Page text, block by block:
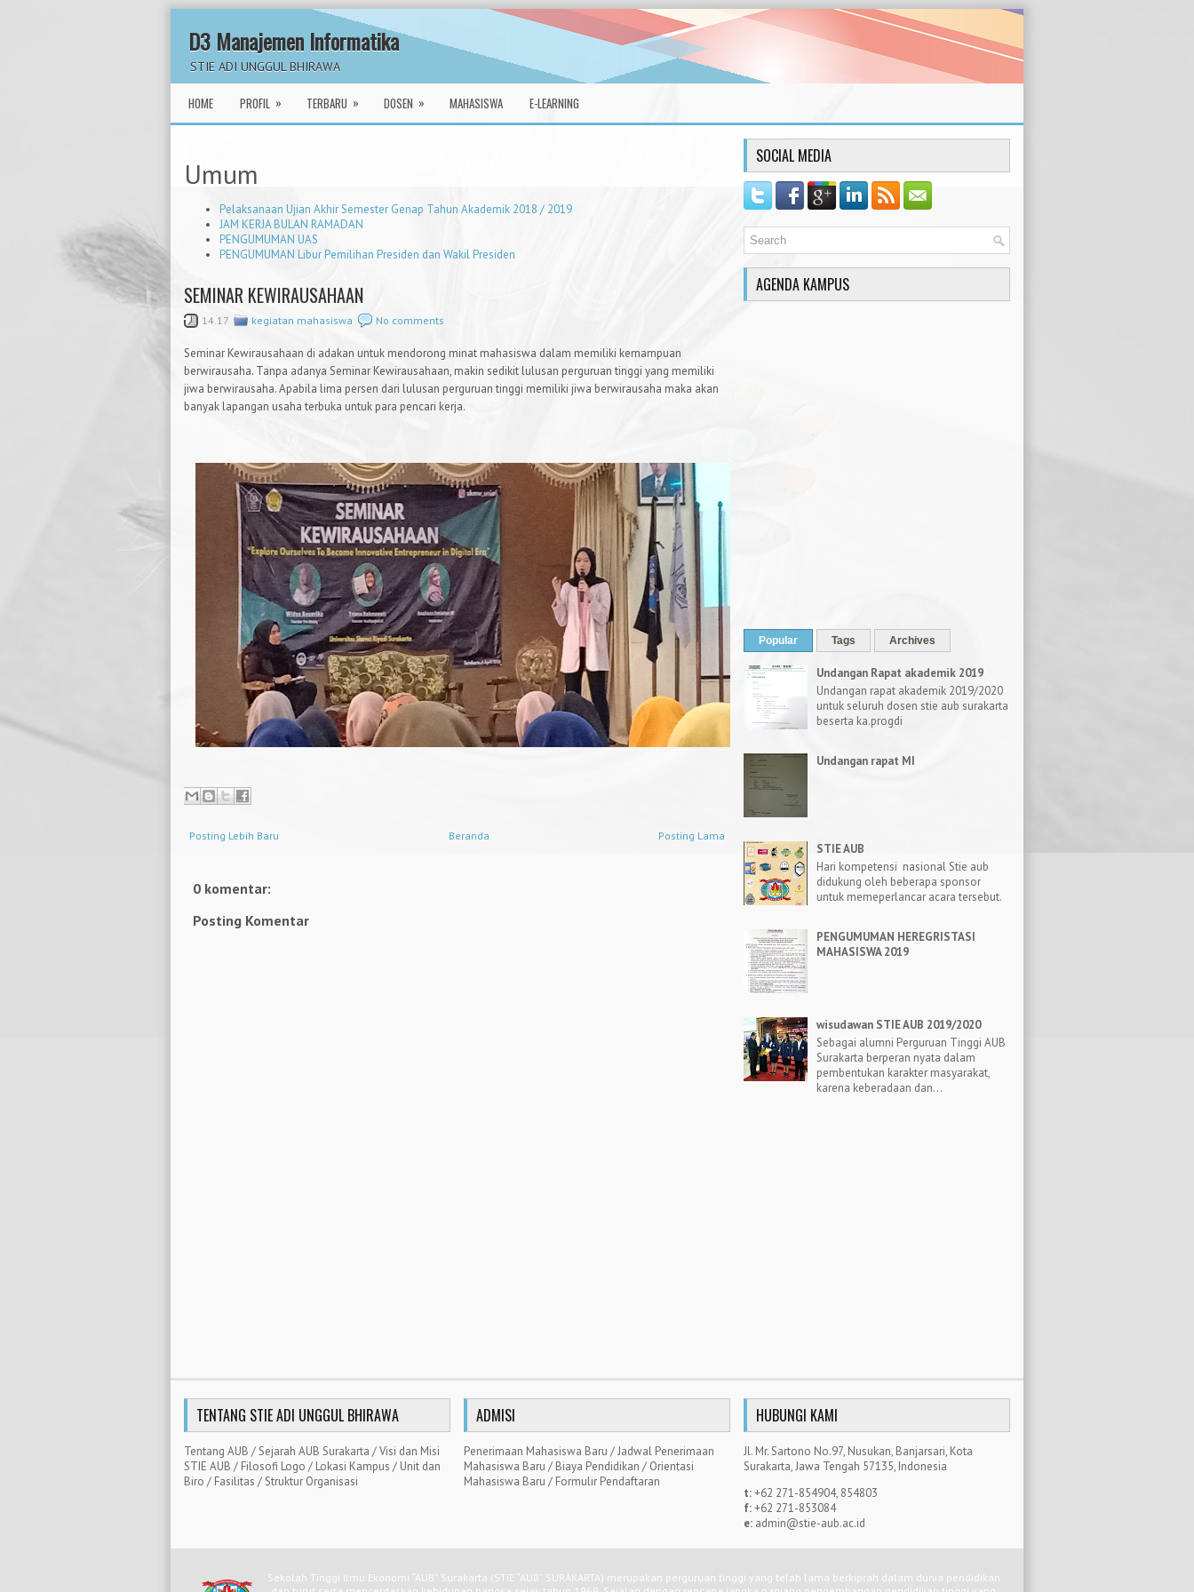
D3 Manajemen Informatika
STIE ADI UNGGUL BHIRAWA
HOME PROFIL » TERBARU » DOSEN » MAHASISWA E-LEARNING
Umum
Pelaksanaan Ujian Akhir Semester Genap Tahun Akademik 2018 / 2019
JAM KERJA BULAN RAMADAN
PENGUMUMAN UAS
PENGUMUMAN Libur Pemilihan Presiden dan Wakil Presiden
SEMINAR KEWIRAUSAHAAN
14.17 kegiatan mahasiswa No comments
Seminar Kewirausahaan di adakan untuk mendorong minat mahasiswa dalam memiliki kemampuan
berwirausaha. Tanpa adanya Seminar Kewirausahaan, makin sedikit lulusan perguruan tinggi yang memiliki
jiwa berwirausaha. Apabila lima persen dari lulusan perguruan tinggi memiliki jiwa berwirausaha maka akan
banyak lapangan usaha terbuka untuk para pencari kerja.
Posting Lebih Baru Posting Lama
Beranda
0 komentar:
Posting Komentar
SOCIAL MEDIA
AGENDA KAMPUS
Popular Tags Archives
Undangan Rapat akademik 2019
Undangan rapat akademik 2019/2020
untuk seluruh dosen stie aub surakarta
beserta ka.progdi
Undangan rapat MI
STIE AUB
Hari kompetensi nasional Stie aub
didukung oleh beberapa sponsor
untuk memeperlancar acara tersebut.
PENGUMUMAN HEREGRISTASI
MAHASISWA 2019
wisudawan STIE AUB 2019/2020
Sebagai alumni Perguruan Tinggi AUB
Surakarta berperan nyata dalam
pembentukan karakter masyarakat,
karena keberadaan dan...
TENTANG STIE ADI UNGGUL BHIRAWA
Tentang AUB / Sejarah AUB Surakarta /Visi dan Misi
STIE AUB / Filosofi Logo / Lokasi Kampus / Unit dan
Biro / Fasilitas / Struktur Organisasi
ADMISI
Penerimaan Mahasiswa Baru /Jadwal Penerimaan
Mahasiswa Baru / Biaya Pendidikan / Orientasi
Mahasiswa Baru / Formulir Pendaftaran
HUBUNGI KAMI
Jl. Mr. Sartono No.97, Nusukan, Banjarsari, Kota
Surakarta, Jawa Tengah 57135, Indonesia
t:+62 271-854904, 854803
f:+62 271-853084
e: admin@stie-aub.ac.id
Sekolah Tinggi Ilmu Ekonomi “AUB” Surakarta (STIE “AUB” SURAKARTA) merupakan perguruan tinggi yang telah lama berkiprah dalam dunia pendidikan